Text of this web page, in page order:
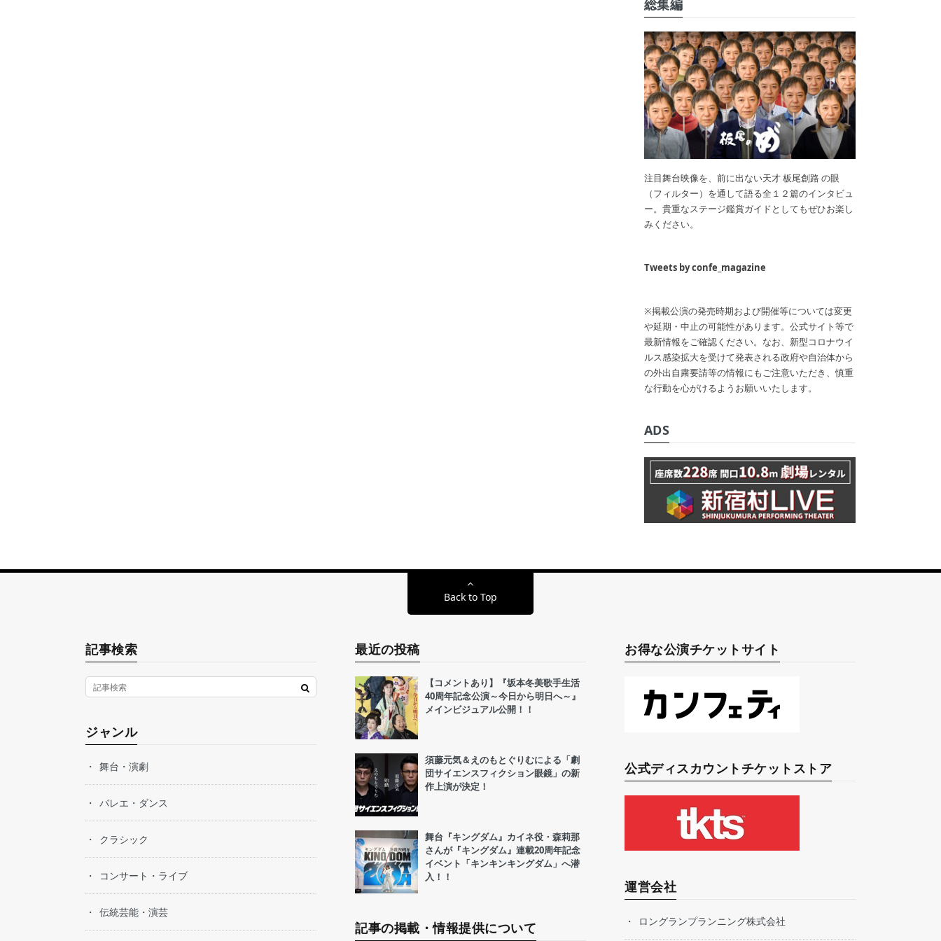
総集編
注目舞台映像を、前に出ない天才 板尾創路 の眼
（フィルター）を通して語る全１２篇のインタビュ
ー。貴重なステージ鑑賞ガイドとしてもぜひお楽し
みください。
Tweets by confe_magazine
※掲載公演の発売時期および開催等については変更
や延期・中止の可能性があります。公式サイト等で
最新情報をご確認ください。なお、新型コロナウイ
ルス感染拡大を受けて発表される政府や自治体から
の外出自粛要請等の情報にもご注意いただき、慎重
な行動を心がけるようお願いいたします。
ADS
Back to Top
記事検索
ジャンル
舞台・演劇
バレエ・ダンス
クラシック
コンサート・ライブ
伝統芸能・演芸
最近の投稿
【コメントあり】『坂本冬美歌手生活
40周年記念公演～今日から明日へ～』
メインビジュアル公開！！
須藤元気＆えのもとぐりむによる「劇
団サイエンスフィクション眼鏡」の新
作上演が決定！
舞台『キングダム』カイネ役・森莉那
さんが『キングダム』連載20周年記念
イベント「キンキンキングダム」へ潜
入！！
記事の掲載・情報提供について
お得な公演チケットサイト
公式ディスカウントチケットストア
運営会社
ロングランプランニング株式会社